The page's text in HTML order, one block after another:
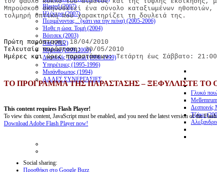
Blasted (2007)
Ηλέκτρα (2007)
Περιμένοντας... (κάτι για την πείνα) (2005-2006)
Ήρθε η ώρα. Τομή (2004)
Βόιτσεκ (2003)
Ναί (2002)
Μήδεια (1999-2000)
Δεσποινίς Τζούλια (1998-1999)
Υπηρέτριες (1995-1996)
Μισάνθρωπος (1994)
ΑΛΛΕΣ ΣΥΝΕΡΓΑΣΙΕΣ
Γλυκό
Τζάκυ
Μπρούσκου σκηνοθετεί ένα σύνολο καταξιωμένων
τολμηρή οπτική που χαρακτηρίζει τη δουλειά της.
Πρώτη παράσταση: 18/04/2010
Τελευταία παράσταση: 30/05/2010
Ημέρες και ώρες παραστάσεων: Τετάρτη έως Σάββατο:
ΤΟ ΠΡΟΓΡΑΜΜΑ ΤΗΣ ΠΑΡΑΣΤΑΣΗΣ – ΞΕΦΥΛΛΙΣΤΕ ΤΟ
This content requires Flash Player!
To view this content, JavaScript must be enabled, and you need the latest version of the
Download Adobe Flash Player now!
Social sharing:
Προσθήκη στο Google Buzz